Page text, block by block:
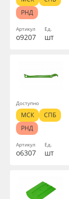
Артикул
о9207
Ед.
шт
РНД
Артикул
о6307
Ед.
шт
Доступно
МСК
СПБ
РНД